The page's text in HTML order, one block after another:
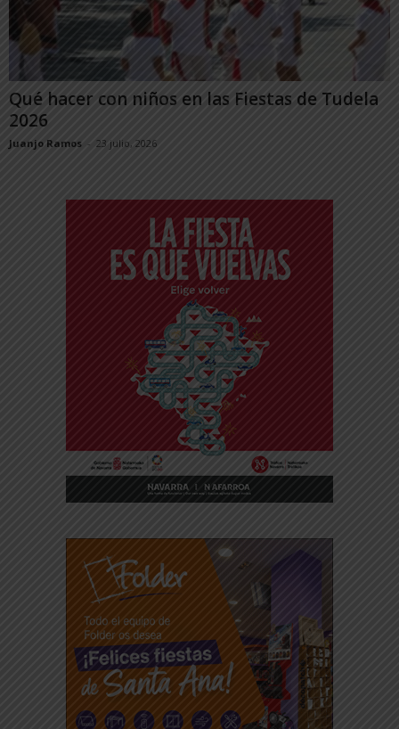
Qué hacer con niños en las Fiestas de Tudela
2026
Juanjo Ramos - 23 julio, 2026